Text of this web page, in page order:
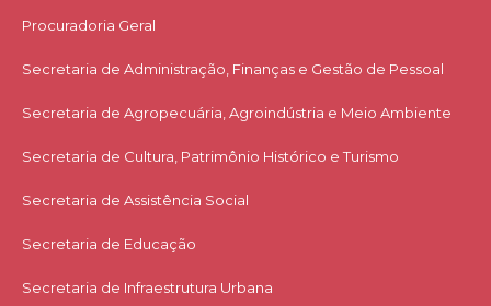
Procuradoria Geral
Secretaria de Administração, Finanças e Gestão de Pessoal
Secretaria de Agropecuária, Agroindústria e Meio Ambiente
Secretaria de Cultura, Patrimônio Histórico e Turismo
Secretaria de Assistência Social
Secretaria de Educação
Secretaria de Infraestrutura Urbana